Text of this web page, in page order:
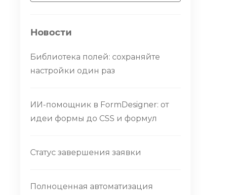
Новости
Библиотека полей: сохраняйте
настройки один раз
ИИ-помощник в FormDesigner: от
идеи формы до CSS и формул
Статус завершения заявки
Полноценная автоматизация